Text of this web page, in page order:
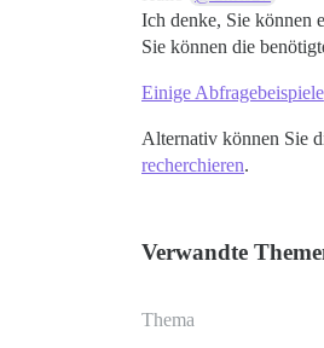
Ich denke, Sie können
Sie können die
Einige Abfragebeispiele
Alternativ können Sie
recherchieren.
Verwandte
Thema